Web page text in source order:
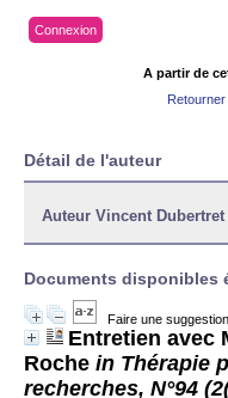
Connexion
A partir de
Détail de l'auteur
Auteur Vincent Dubertret
Documents disponibles
Faire une suggestion
Entretien avec
Roche in Thérapie
recherches, N°94